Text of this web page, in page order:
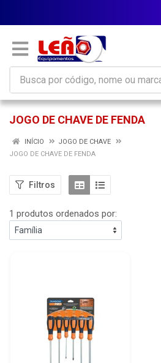
JOGO DE CHAVE DE FENDA
INÍCIO
JOGO DE CHAVE
JOGO DE CHAVE DE FENDA
Filtros
1 produtos ordenados por: